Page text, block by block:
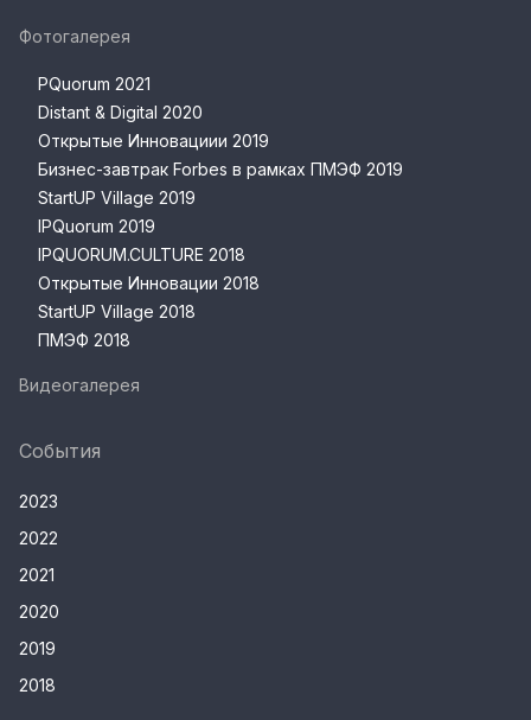
Фотогалерея
PQuorum 2021
Distant & Digital 2020
Открытые Инновациии 2019
Бизнес-завтрак Forbes в рамках ПМЭФ 2019
StartUP Village 2019
IPQuorum 2019
IPQUORUM.CULTURE 2018
Открытые Инновации 2018
StartUP Village 2018
ПМЭФ 2018
Видеогалерея
События
2023
2022
2021
2020
2019
2018